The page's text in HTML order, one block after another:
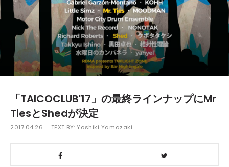
「TAICOCLUB'17」の最終ラインナップにMr
TiesとShedが決定
2017.04.26 TEXT BY:Yoshiki Yamazaki